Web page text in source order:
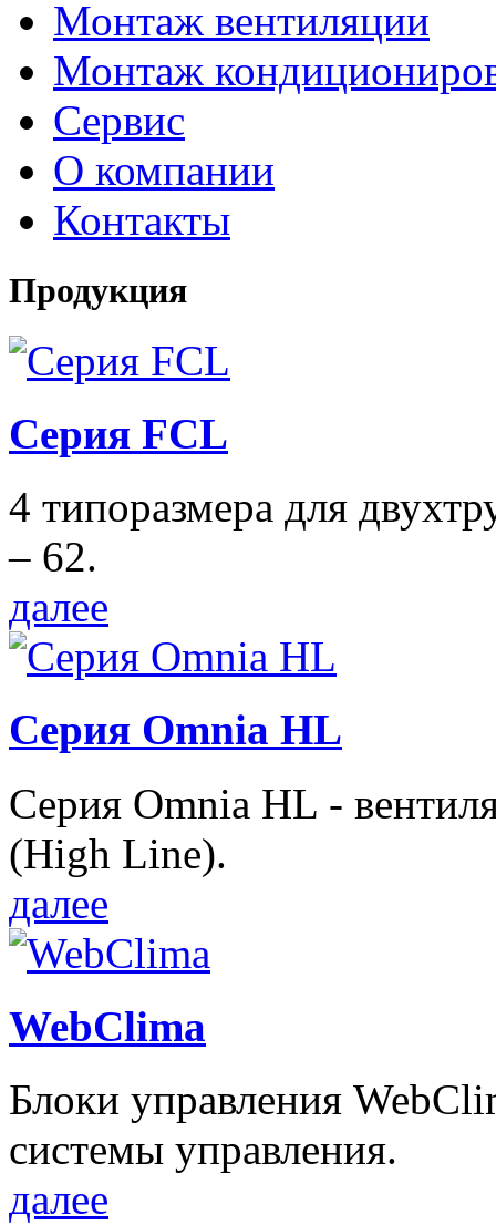
Монтаж вентиляции
Монтаж
Сервис
О компании
Контакты
Продукция
Серия FCL
4 типоразмера для
– 62.
далее
Серия Omnia HL
Серия Omnia HL -
(High Line).
далее
WebClima
Блоки упрaвлeния
системы управления.
далее